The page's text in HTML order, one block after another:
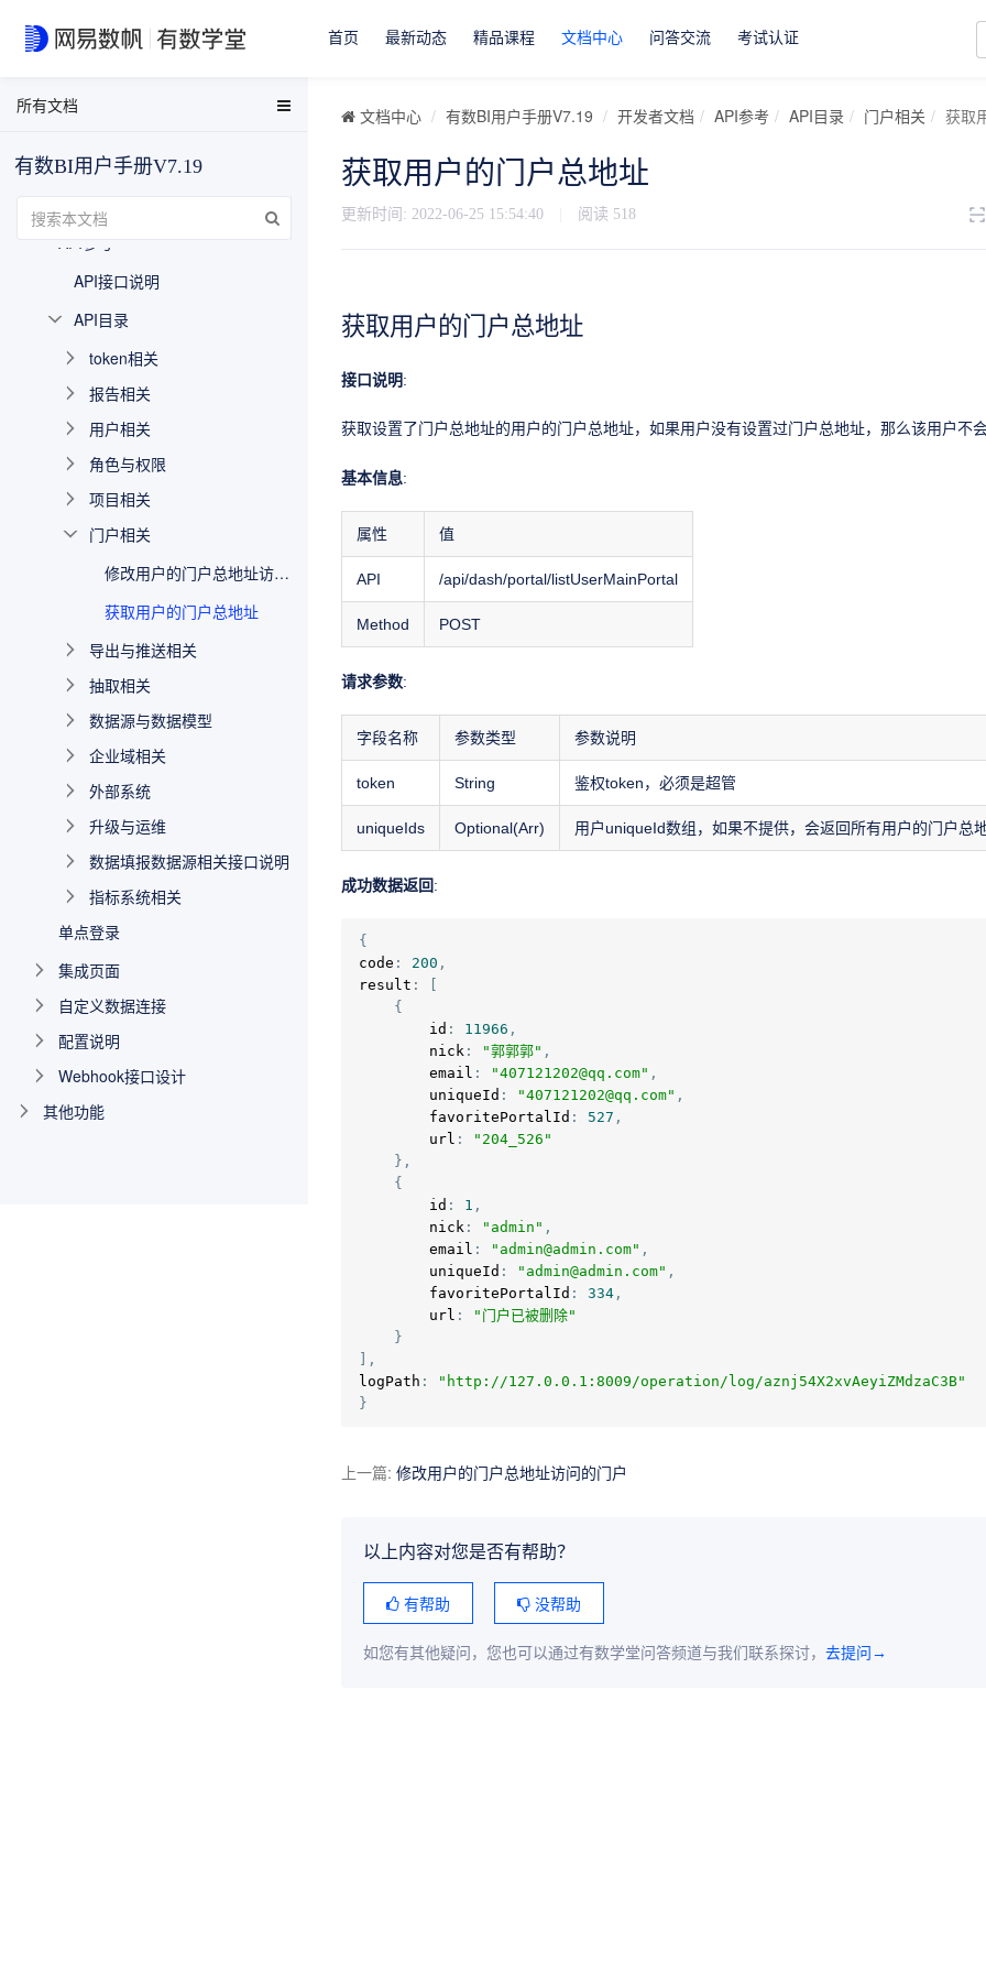
首页 最新动态 精品课程 文档中心 问答交流 考试认证
文档中心 有数BI用户手册V7.19 开发者文档 API参考 API目录 门户相关 获取
获取用户的门户总地址
更新时间: 2022-06-25 15:54:40 阅读 518
获取用户的门户总地址
接口说明:
获取设置了门户总地址的用户的门户总地址，如果用户没有设置过门户总地址，那么该用户不
基本信息:
属性 值
API /api/dash/portal/listUserMainPortal
Method POST
请求参数:
字段名称 参数类型 参数说明
token String 鉴权token，必须是超管
uniqueIds Optional(Arr) 用户uniqueId数组，如果不提供，会返回所有用户的门户总
成功数据返回:
{
code : 200 ,
result :
{
        id
: 11966 ,
        nick
: "郭郭郭" ,
        email
: "407121202@qq.com" ,
        uniqueId
: "407121202@qq.com" ,
        favoritePortalId
: 527 ,
        url
:
"204_526"
},
{
        id
: 1 ,
        nick
: "admin" ,
        email
: "admin@admin.com" ,
        uniqueId
: "admin@admin.com" ,
        favoritePortalId
: 334 ,
        url
:
"门户已被删除"
}
],
logPath :
"http://127.0.0.1:8009/operation/log/aznj54X2xvAeyiZMdzaC3B"
}
上一篇: 修改用户的门户总地址访问的门户
以上内容对您是否有帮助？
有帮助 没帮助
如您有其他疑问，您也可以通过有数学堂问答频道与我们联系探讨， 去提问→
所有文档
EasyData用户手册
数据分析与可视化用户手册
有数BI FAQ
EasyStream用户手册
NDH用户手册
有数BI用户手册V7.19
管理
概述
相对上一个稳定版本新增内容
API参考
API接口说明
API目录
token相关
报告相关
用户相关
角色与权限
项目相关
门户相关
修改用户的门户总地址访问的门户
获取用户的门户总地址
导出与推送相关
抽取相关
数据源与数据模型
企业域相关
外部系统
升级与运维
数据填报数据源相关接口说明
指标系统相关
单点登录
集成页面
自定义数据连接
配置说明
Webhook接口设计
其他功能